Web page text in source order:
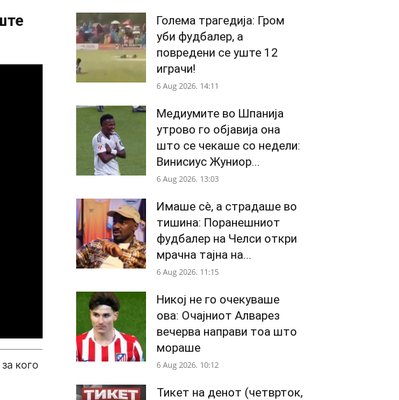
кого
Голема трагедија: Гром
уби фудбалер, а
повредени се уште 12
играчи!
6 Aug 2026. 14:11
Медиумите во Шпанија
утрово го објавија она
што се чекаше со недели:
Винисиус Жуниор...
6 Aug 2026. 13:03
Имаше сè, а страдаше во
тишина: Поранешниот
фудбалер на Челси откри
мрачна тајна на...
6 Aug 2026. 11:15
Никој не го очекуваше
ова: Очајниот Алварез
вечерва направи тоа што
мораше
6 Aug 2026. 10:12
Тикет на денот (четврток,